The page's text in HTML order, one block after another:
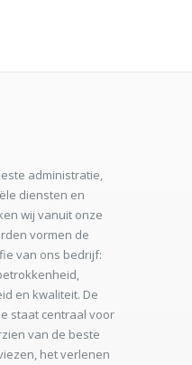
administratie,
diensten en
wij vanuit onze
vormen de
van ons bedrijf:
en kwaliteit. De
staat centraal voor
van de beste
het verlenen